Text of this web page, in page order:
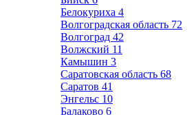
Белокуриха 4
Волгоградская область 72
Волгоград 42
Волжский 11
Камышин 3
Саратовская область 68
Саратов 41
Энгельс 10
Балаково 6